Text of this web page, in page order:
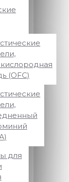
(OFC)
для